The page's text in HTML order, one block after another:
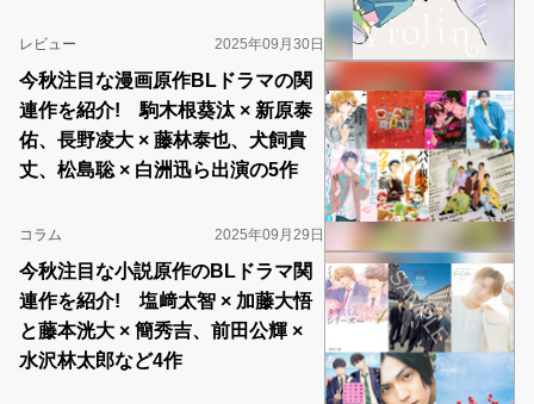
レビュー 2025年09月30日
今秋注目な漫画原作BLドラマの関
連作を紹介! 駒木根葵汰 × 新原泰
佑、長野凌大 × 藤林泰也、犬飼貴
丈、松島聡 × 白洲迅ら出演の5作
コラム 2025年09月29日
今秋注目な小説原作のBLドラマ関
連作を紹介! 塩﨑太智 × 加藤大悟
と藤本洸大 × 簡秀吉、前田公輝 ×
水沢林太郎など4作